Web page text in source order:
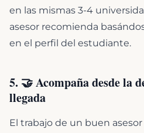
en las mismas 3-4
asesor recomienda
en el perfil del estudiante.
5. 🤝 Acompaña desde la
llegada
El trabajo de un buen